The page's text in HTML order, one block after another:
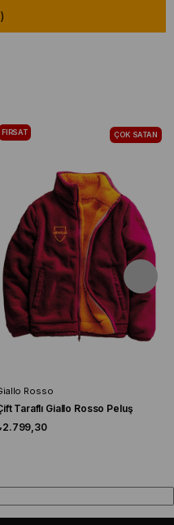
Rosso
Taraflı Giallo Rosso Peluş
FIRSAT
ÇOK SATAN